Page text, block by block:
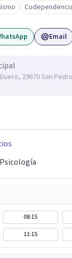
Codependencia
Email
29670 San
08:15
11:15